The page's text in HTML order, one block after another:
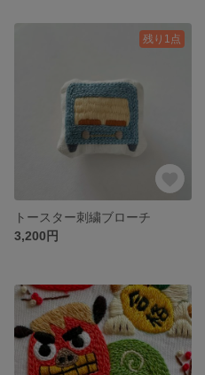
残り1点
トースター刺繍ブローチ
3,200円